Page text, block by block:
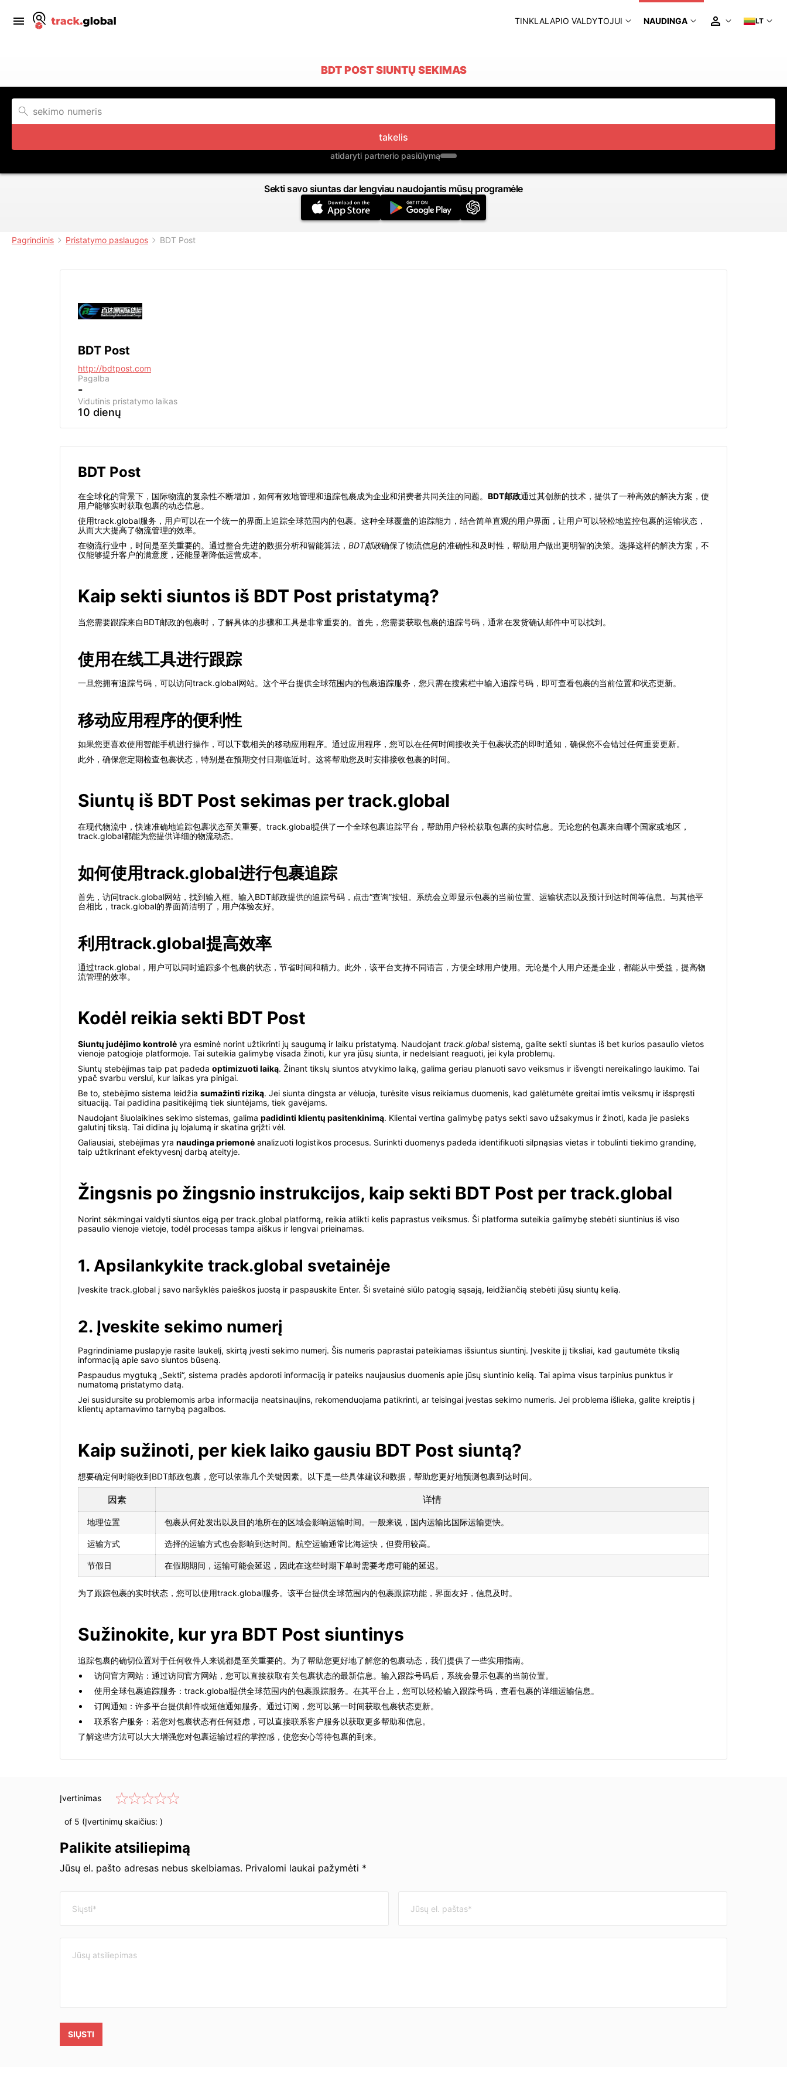
TINKLALAPIO VALDYTOJUI NAUDINGA LT
BDT POST SIUNTŲ SEKIMAS
takelis
atidaryti partnerio pasiūlymą
Sekti savo siuntas dar lengviau naudojantis mūsų programėle
Pagrindinis Pristatymo paslaugos BDT Post
BDT Post
http://bdtpost.com
Pagalba
-
Vidutinis pristatymo laikas
10 dienų
BDT Post
在全球化的背景下，国际物流的复杂性不断增加，如何有效地管理和追踪包裹成为企业和消费者共同关注的问题。 BDT邮政通过其创新的技术，提供了一种高效的解决方案，使
用户能够实时获取包裹的动态信息。
使用track.global服务，用户可以在一个统一的界面上追踪全球范围内的包裹。这种全球覆盖的追踪能力，结合简单直观的用户界面，让用户可以轻松地监控包裹的运输状态，
从而大大提高了物流管理的效率。
在物流行业中，时间是至关重要的。通过整合先进的数据分析和智能算法， BDT邮政确保了物流信息的准确性和及时性，帮助用户做出更明智的决策。选择这样的解决方案，不
仅能够提升客户的满意度，还能显著降低运营成本。
Kaip sekti siuntos iš BDT Post pristatymą?
当您需要跟踪来自BDT邮政的包裹时，了解具体的步骤和工具是非常重要的。首先，您需要获取包裹的追踪号码，通常在发货确认邮件中可以找到。
使用在线工具进行跟踪
一旦您拥有追踪号码，可以访问track.global网站。这个平台提供全球范围内的包裹追踪服务，您只需在搜索栏中输入追踪号码，即可查看包裹的当前位置和状态更新。
移动应用程序的便利性
如果您更喜欢使用智能手机进行操作，可以下载相关的移动应用程序。通过应用程序，您可以在任何时间接收关于包裹状态的即时通知，确保您不会错过任何重要更新。
此外，确保您定期检查包裹状态，特别是在预期交付日期临近时。这将帮助您及时安排接收包裹的时间。
Siuntų iš BDT Post sekimas per track.global
在现代物流中，快速准确地追踪包裹状态至关重要。track.global提供了一个全球包裹追踪平台，帮助用户轻松获取包裹的实时信息。无论您的包裹来自哪个国家或地区，
track.global都能为您提供详细的物流动态。
如何使用track.global进行包裹追踪
首先，访问track.global网站，找到输入框。输入BDT邮政提供的追踪号码，点击“查询”按钮。系统会立即显示包裹的当前位置、运输状态以及预计到达时间等信息。与其他平
台相比，track.global的界面简洁明了，用户体验友好。
利用track.global提高效率
通过track.global，用户可以同时追踪多个包裹的状态，节省时间和精力。此外，该平台支持不同语言，方便全球用户使用。无论是个人用户还是企业，都能从中受益，提高物
流管理的效率。
Kodėl reikia sekti BDT Post
Siuntų judėjimo kontrolė yra esminė norint užtikrinti jų saugumą ir laiku pristatymą. Naudojant track.globalsistemą, galite sekti siuntas iš bet kurios pasaulio vietos
vienoje patogioje platformoje. Tai suteikia galimybę visada žinoti, kur yra jūsų siunta, ir nedelsiant reaguoti, jei kyla problemų.
Siuntų stebėjimas taip pat padeda optimizuoti laiką. Žinant tikslų siuntos atvykimo laiką, galima geriau planuoti savo veiksmus ir išvengti nereikalingo laukimo. Tai
ypač svarbu verslui, kur laikas yra pinigai.
Be to, stebėjimo sistema leidžia sumažinti riziką. Jei siunta dingsta ar vėluoja, turėsite visus reikiamus duomenis, kad galėtumėte greitai imtis veiksmų ir išspręsti
situaciją. Tai padidina pasitikėjimą tiek siuntėjams, tiek gavėjams.
Naudojant šiuolaikines sekimo sistemas, galima padidinti klientų pasitenkinimą. Klientai vertina galimybę patys sekti savo užsakymus ir žinoti, kada jie pasieks
galutinį tikslą. Tai didina jų lojalumą ir skatina grįžti vėl.
Galiausiai, stebėjimas yra naudinga priemonė analizuoti logistikos procesus. Surinkti duomenys padeda identifikuoti silpnąsias vietas ir tobulinti tiekimo grandinę,
taip užtikrinant efektyvesnį darbą ateityje.
Žingsnis po žingsnio instrukcijos, kaip sekti BDT Post per track.global
Norint sėkmingai valdyti siuntos eigą per track.global platformą, reikia atlikti kelis paprastus veiksmus. Ši platforma suteikia galimybę stebėti siuntinius iš viso
pasaulio vienoje vietoje, todėl procesas tampa aiškus ir lengvai prieinamas.
1. Apsilankykite track.global svetainėje
Įveskite track.global į savo naršyklės paieškos juostą ir paspauskite Enter. Ši svetainė siūlo patogią sąsają, leidžiančią stebėti jūsų siuntų kelią.
2. Įveskite sekimo numerį
Pagrindiniame puslapyje rasite laukelį, skirtą įvesti sekimo numerį. Šis numeris paprastai pateikiamas išsiuntus siuntinį. Įveskite jį tiksliai, kad gautumėte tikslią
informaciją apie savo siuntos būseną.
Paspaudus mygtuką „Sekti“, sistema pradės apdoroti informaciją ir pateiks naujausius duomenis apie jūsų siuntinio kelią. Tai apima visus tarpinius punktus ir
numatomą pristatymo datą.
Jei susidursite su problemomis arba informacija neatsinaujins, rekomenduojama patikrinti, ar teisingai įvestas sekimo numeris. Jei problema išlieka, galite kreiptis į
klientų aptarnavimo tarnybą pagalbos.
Kaip sužinoti, per kiek laiko gausiu BDT Post siuntą?
想要确定何时能收到BDT邮政包裹，您可以依靠几个关键因素。以下是一些具体建议和数据，帮助您更好地预测包裹到达时间。
因素 详情
地理位置 包裹从何处发出以及目的地所在的区域会影响运输时间。一般来说，国内运输比国际运输更快。
运输方式 选择的运输方式也会影响到达时间。航空运输通常比海运快，但费用较高。
节假日 在假期期间，运输可能会延迟，因此在这些时期下单时需要考虑可能的延迟。
为了跟踪包裹的实时状态，您可以使用track.global服务。该平台提供全球范围内的包裹跟踪功能，界面友好，信息及时。
Sužinokite, kur yra BDT Post siuntinys
追踪包裹的确切位置对于任何收件人来说都是至关重要的。为了帮助您更好地了解您的包裹动态，我们提供了一些实用指南。
访问官方网站：通过访问官方网站，您可以直接获取有关包裹状态的最新信息。输入跟踪号码后，系统会显示包裹的当前位置。
使用全球包裹追踪服务：track.global提供全球范围内的包裹跟踪服务。在其平台上，您可以轻松输入跟踪号码，查看包裹的详细运输信息。
订阅通知：许多平台提供邮件或短信通知服务。通过订阅，您可以第一时间获取包裹状态更新。
联系客户服务：若您对包裹状态有任何疑虑，可以直接联系客户服务以获取更多帮助和信息。
了解这些方法可以大大增强您对包裹运输过程的掌控感，使您安心等待包裹的到来。
Įvertinimas
of 5 (Įvertinimų skaičius: )
Palikite atsiliepimą
Jūsų el. pašto adresas nebus skelbiamas. Privalomi laukai pažymėti *
SIŲSTI